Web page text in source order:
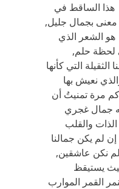
هذا الساقط في
معنى بجمال جليل,
الشعر الذي
لحظة حلم,
التي كأنها
نعيش بها
مرة تمنيتُ أن
جمال غجري
والقلب
لم يكن جمالنا
لم نكن عاشقين,
يستيقظ
القمر الموارب